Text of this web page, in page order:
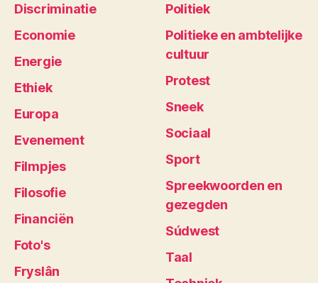
Discriminatie
Economie
Energie
Ethiek
Europa
Evenement
Filmpjes
Filosofie
Financiën
Foto's
Fryslân
Politiek
Politieke en ambtelijke
cultuur
Protest
Sneek
Sociaal
Sport
Spreekwoorden en
gezegden
Súdwest
Taal